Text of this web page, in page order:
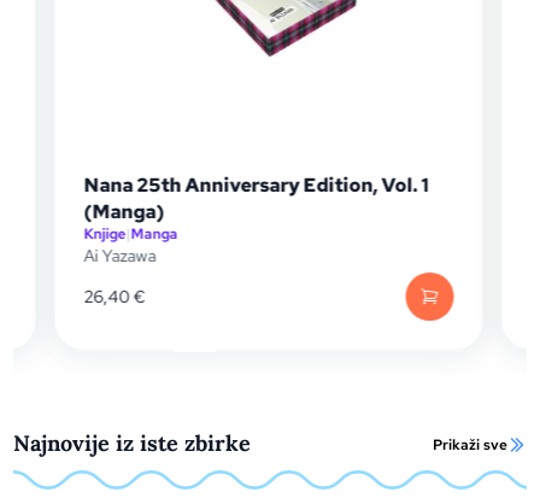
Nana 25th Anniversary Edition, Vol. 1
(Manga)
Knjige|Manga
Ai Yazawa
26,40€
Najnovije iz iste zbirke Prikaži sve